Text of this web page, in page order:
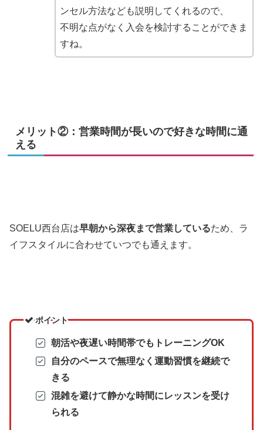
ンセル方法なども説明してくれるので、
不明な点がなく入会を検討することができま
すね。
メリット②：営業時間が長いので好きな時間に通
える
SOELU西台店は早朝から深夜まで営業しているため、ラ
イフスタイルに合わせていつでも通えます。
ポイント
朝活や夜遅い時間帯でもトレーニングOK
自分のペースで無理なく運動習慣を継続で
きる
混雑を避けて静かな時間にレッスンを受け
られる